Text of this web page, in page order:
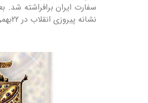
نشانه پیروزی انقلاب در 22بهمن 1357 ، ۲۲ تا «الله اکبر» به رنگ سفید در حاشیه بالای رنگ قرمز و در حاشیه پایین رنگ سبز نوشته شده‌است.